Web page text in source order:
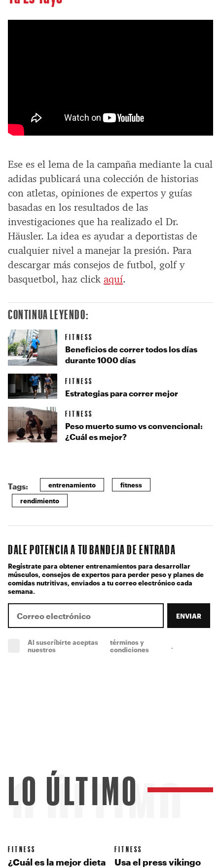
Ese es el lema de la campaña mediante la cual
adidas publicará una colección de historias
con atletas, opiniones de expertos y guías
basadas en los resultados de las
investigaciones que ha realizado el Dr.
Häusler. La idea es ayudar a deportistas de
cualquier nivel a manejar la presión. Para
descargar más consejos de futbol, golf y
basquetbol, haz click aquí.
CONTINUA LEYENDO:
FITNESS
Beneficios de correr todos los días
durante 1000 días
FITNESS
Estrategias para correr mejor
FITNESS
Peso muerto sumo vs convencional:
¿Cuál es mejor?
Tags: entrenamiento fitness
rendimiento
DALE POTENCIA A TU BANDEJA DE ENTRADA
Regístrate para obtener entrenamientos para desarrollar
músculos, consejos de expertos para perder peso y planes de
comidas nutritivas, enviados a tu correo electrónico cada
semana.
ENVIAR
Al suscríbirte aceptas
nuestros
términos y
condiciones
ÚLTIMO
LO ÚLTIMO
FITNESS
¿Cuál es la mejor dieta
FITNESS
Usa el press vikingo